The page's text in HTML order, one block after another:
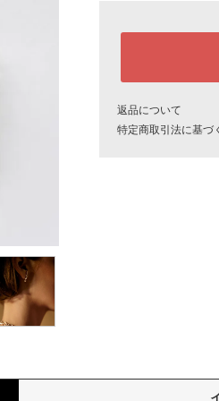
返品について
特定商取引法に基づ